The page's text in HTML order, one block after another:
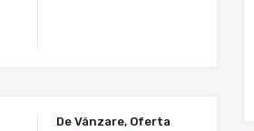
De Vânzare, Oferta